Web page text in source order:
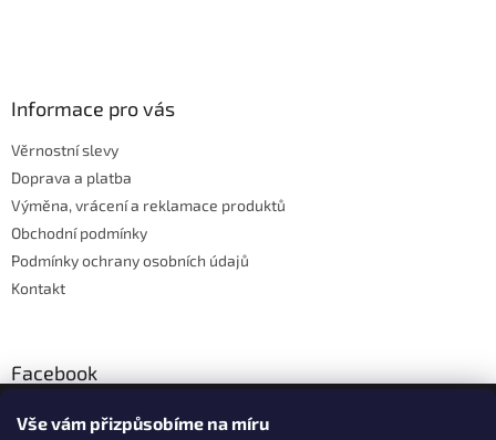
Vše vám přizpůsobíme na míru
Informace pro vás
Věrnostní slevy
Doprava a platba
Výměna, vrácení a reklamace produktů
Obchodní podmínky
Podmínky ochrany osobních údajů
Kontakt
Facebook